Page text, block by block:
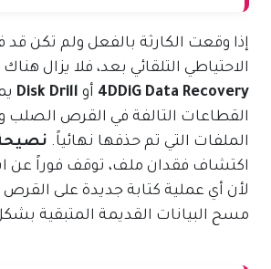
إذا وقعت الكارثة بالفعل ولم تكن
الاحتياطي التلقائي بعد، فلا يزال
4DDiG Data Recovery أو Disk Drill
القطاعات التالفة في القرص الصلب
الملفات التي تم حذفها نهائياً.
اكتشاف فقدان ملف، توقف فوراً عن
لأن أي عملية كتابة جديدة على القرص
مسح البيانات القديمة المتبقية